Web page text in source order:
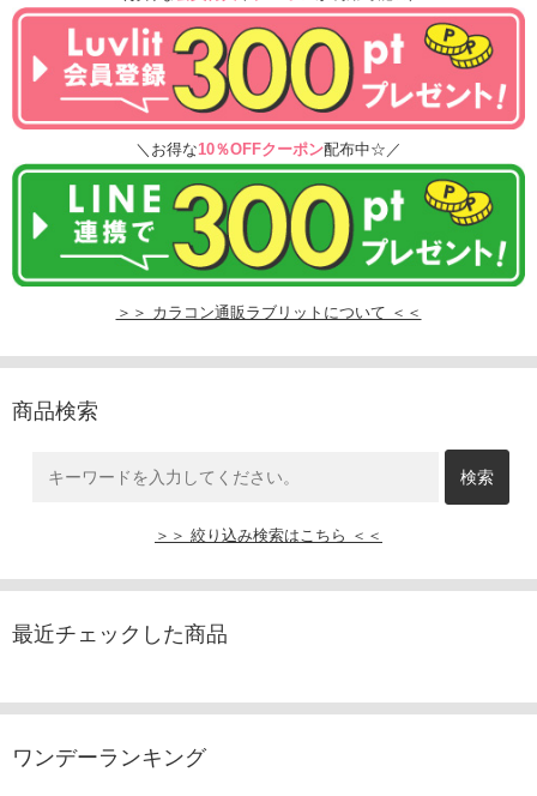
＼お得な10％OFFクーポン配布中☆／
＞＞ カラコン通販ラブリットについて ＜＜
商品検索
＞＞ 絞り込み検索はこちら ＜＜
最近チェックした商品
ワンデーランキング